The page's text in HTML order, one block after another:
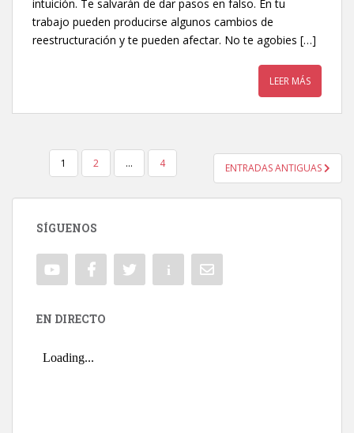
intuición. Te salvarán de dar pasos en falso. En tu
trabajo pueden producirse algunos cambios de
reestructuración y te pueden afectar. No te agobies […]
LEER MÁS
NAVEGACIÓN DE ENTRADAS
1 2 … 4 ENTRADAS ANTIGUAS
SÍGUENOS
EN DIRECTO